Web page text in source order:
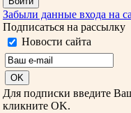
Забыли данные входа на
Подписаться на рассылку
Новости сайта
Для подписки введите
кликните OK.